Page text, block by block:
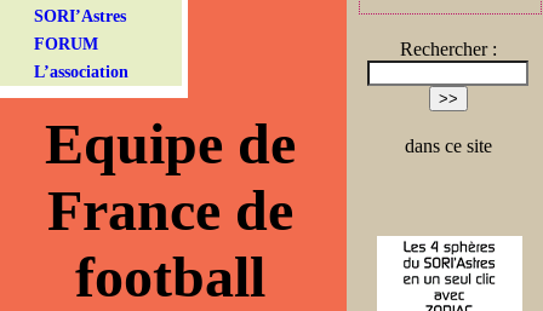
SORI’Astres
FORUM
L’association
Rechercher :
dans ce site
Equipe de
France de
football